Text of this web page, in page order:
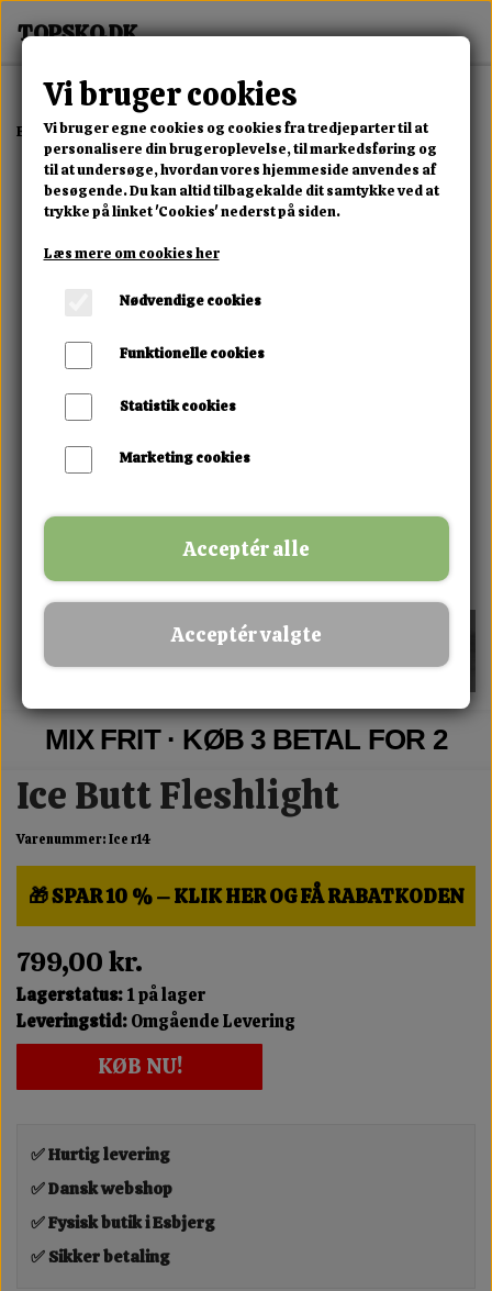
Forside Erotisk Kollektion Alle Produkter Ice Butt Fleshlight
MIX FRIT · KØB 3 BETAL FOR 2
Ice Butt Fleshlight
Varenummer: Ice r14
🎁 SPAR 10 % – KLIK HER OG FÅ RABATKODEN
799,00 kr.
Lagerstatus:1 på lager
Leveringstid:Omgående Levering
KØB NU!
✅ Hurtig levering
✅ Dansk webshop
✅ Fysisk butik i Esbjerg
✅ Sikker betaling
Vi bruger cookies
Vi bruger egne cookies og cookies fra tredjeparter til at
personalisere din brugeroplevelse, til markedsføring og
til at undersøge, hvordan vores hjemmeside anvendes af
besøgende. Du kan altid tilbagekalde dit samtykke ved at
trykke på linket 'Cookies' nederst på siden.
Læs mere om cookies her
Nødvendige cookies
Funktionelle cookies
Statistik cookies
Marketing cookies
Acceptér alle
Acceptér valgte